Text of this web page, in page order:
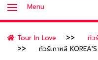
Menu
Tour In Love
ทัว
ทัวร์เกาหลี